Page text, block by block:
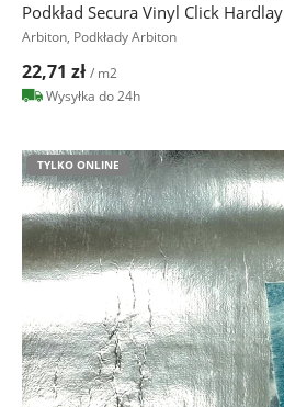
Podkład Secura Vinyl Click Hardlay
Arbiton, Podkłady Arbiton
22,71 zł / m2
Wysyłka do 24h
TYLKO ONLINE